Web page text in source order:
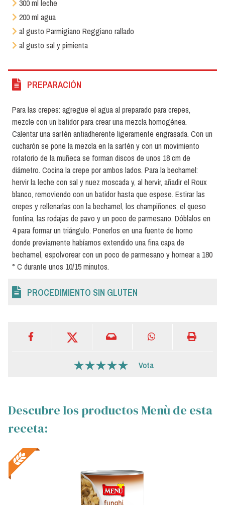
300 ml leche
200 ml agua
al gusto Parmigiano Reggiano rallado
al gusto sal y pimienta
PREPARACIÓN
Para las crepes: agregue el agua al preparado para crepes,
mezcle con un batidor para crear una mezcla homogénea.
Calentar una sartén antiadherente ligeramente engrasada. Con un
cucharón se pone la mezcla en la sartén y con un movimiento
rotatorio de la muñeca se forman discos de unos 18 cm de
diámetro. Cocina la crepe por ambos lados. Para la bechamel:
hervir la leche con sal y nuez moscada y, al hervir, añadir el Roux
blanco, removiendo con un batidor hasta que espese. Estirar las
crepes y rellenarlas con la bechamel, los champiñones, el queso
fontina, las rodajas de pavo y un poco de parmesano. Dóblalos en
4 para formar un triángulo. Ponerlos en una fuente de horno
donde previamente habíamos extendido una fina capa de
bechamel, espolvorear con un poco de parmesano y hornear a 180
° C durante unos 10/15 minutos.
PROCEDIMIENTO SIN GLUTEN
Vota
Descubre los productos Menù de esta
receta: